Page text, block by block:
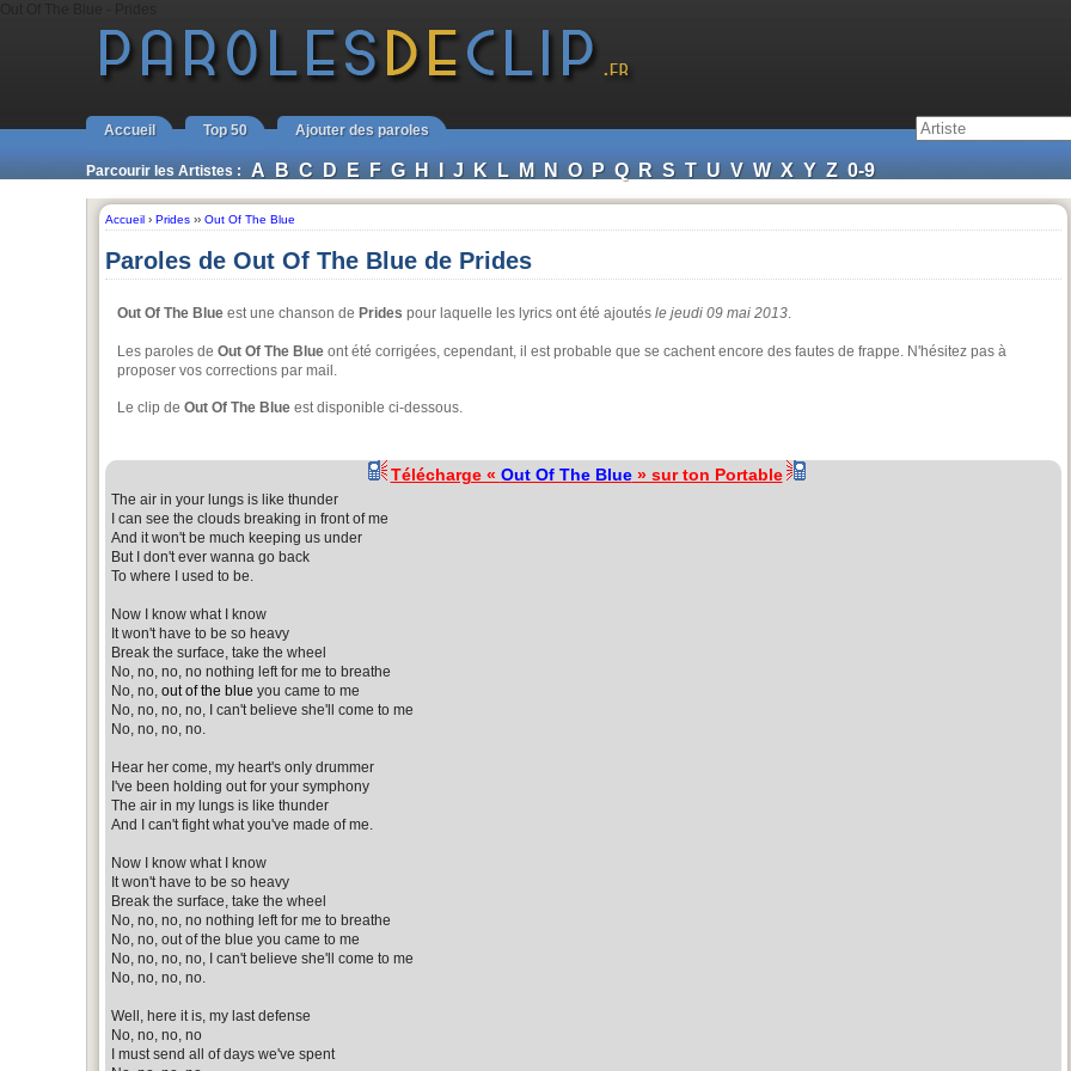
Accueil Top 50 Ajouter des paroles
Parcourir les Artistes : A B C D E F G H I J K L M N O P Q R S T U V W X Y Z 0-9
Accueil › Prides ›› Out Of The Blue
Paroles de Out Of The Blue de Prides
Out Of The Blue est une chanson de Prides pour laquelle les lyrics ont été ajoutés le jeudi 09 mai 2013.
Les paroles de Out Of The Blue ont été corrigées, cependant, il est probable que se cachent encore des fautes de frappe. N'hésitez pas à
proposer vos corrections par mail.
Le clip de Out Of The Blue est disponible ci-dessous.
Télécharge « Out Of The Blue» sur ton Portable
The air in your lungs is like thunder
I can see the clouds breaking in front of me
And it won't be much keeping us under
But I don't ever wanna go back
To where I used to be.
Now I know what I know
It won't have to be so heavy
Break the surface, take the wheel
No, no, no, no nothing left for me to breathe
No, no, out of the blue you came to me
No, no, no, no, I can't believe she'll come to me
No, no, no, no.
Hear her come, my heart's only drummer
I've been holding out for your symphony
The air in my lungs is like thunder
And I can't fight what you've made of me.
Now I know what I know
It won't have to be so heavy
Break the surface, take the wheel
No, no, no, no nothing left for me to breathe
No, no, out of the blue you came to me
No, no, no, no, I can't believe she'll come to me
No, no, no, no.
Well, here it is, my last defense
No, no, no, no
I must send all of days we've spent